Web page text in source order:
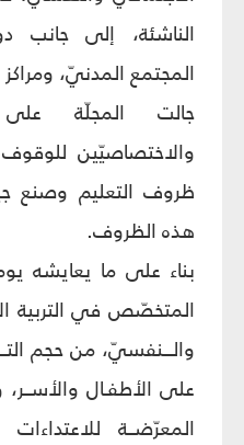
الناشئة، إلى جانب
المجتمع المدنيّ،
جالت المجلّة
والاختصاصيّين
ظروف التعليم وصنع
هذه الظروف.
بناء على ما يعايشه
المتخصّص في التربية
والـــنفسيّ، من حجم
على الأطفـال
المعرّضــة